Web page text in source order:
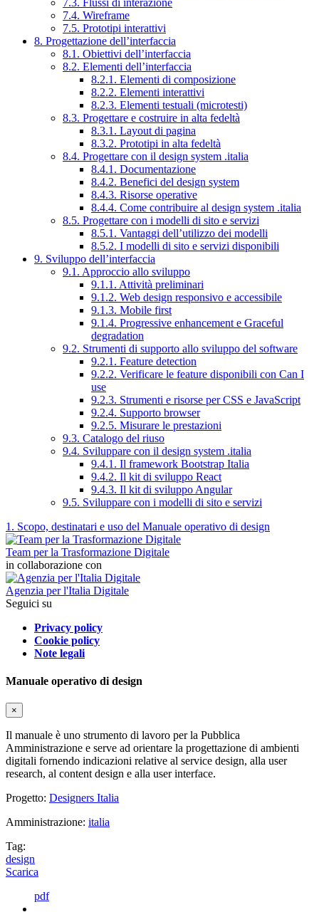
7.4. Wireframe
7.5. Prototipi interattivi
8. Progettazione dell’interfaccia
8.1. Obiettivi dell’interfaccia
8.2. Elementi dell’interfaccia
8.2.1. Elementi di composizione
8.2.2. Elementi interattivi
8.2.3. Elementi testuali (microtesti)
8.3. Progettare e costruire in alta fedeltà
8.3.1. Layout di pagina
8.3.2. Prototipi in alta fedeltà
8.4. Progettare con il design system .italia
8.4.1. Documentazione
8.4.2. Benefici del design system
8.4.3. Risorse operative
8.4.4. Come contribuire al design system .italia
8.5. Progettare con i modelli di sito e servizi
8.5.1. Vantaggi dell’utilizzo dei modelli
8.5.2. I modelli di sito e servizi disponibili
9. Sviluppo dell’interfaccia
9.1. Approccio allo sviluppo
9.1.1. Attività preliminari
9.1.2. Web design responsivo e accessibile
9.1.3. Mobile first
9.1.4. Progressive enhancement e Graceful
degradation
9.2. Strumenti di supporto allo sviluppo del software
9.2.1. Feature detection
9.2.2. Verificare le feature disponibili con Can I
use
9.2.3. Strumenti e risorse per CSS e JavaScript
9.2.4. Supporto browser
9.2.5. Misurare le prestazioni
9.3. Catalogo del riuso
9.4. Sviluppare con il design system .italia
9.4.1. Il framework Bootstrap Italia
9.4.2. Il kit di sviluppo React
9.4.3. Il kit di sviluppo Angular
9.5. Sviluppare con i modelli di sito e servizi
1. Scopo, destinatari e uso del Manuale operativo di design
Team per la Trasformazione Digitale
in collaborazione con
Agenzia per l'Italia Digitale
Seguici su
Privacy policy
Cookie policy
Note legali
Manuale operativo di design
×
Il manuale è uno strumento di lavoro per la Pubblica
Amministrazione e serve ad orientare la progettazione di ambienti
digitali fornendo indicazioni relative al service design, alla user
research, al content design e alla user interface.
Progetto: Designers Italia
Amministrazione: italia
Tag:
design
Scarica
pdf